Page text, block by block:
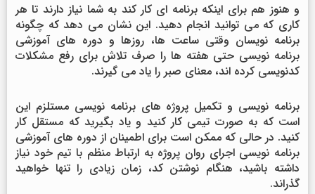
و هنوز هم برای اینکه برنامه ای کار کند به شما نیاز دارند تا هر
کاری که می توانید انجام دهید. این نشان می دهد که چگونه
برنامه نویسان وقتی ساعت ها، روزها و دوره های آموزشی
برنامه نویسی حتی هفته ها را صرف تلاش برای رفع مشکلات
کدنویسی کرده اند، معنای صبر را یاد می گیرند.
برنامه نویسی و تکمیل پروژه های برنامه نویسی مستلزم این
است که به صورت تیمی کار کنید و یاد بگیرید که مستقل کار
کنید. در حالی که ممکن است برای اطمینان از دوره های آموزشی
برنامه نویسی اجرای روان پروژه به ارتباط منظم با تیم خود نیاز
داشته باشید، هنگام نوشتن کد، زمان زیادی را تنها خواهید
گذراند.